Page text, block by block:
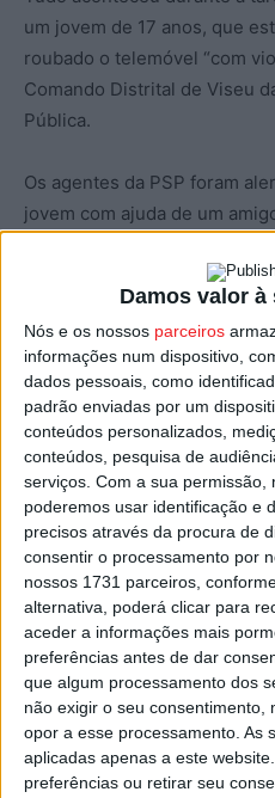
Damos valor
Nós e os nossos parceiros
informações num dispositivo,
dados pessoais, como
padrão enviadas por um
conteúdos personalizados,
conteúdos, pesquisa de
serviços. Com a sua permissão,
poderemos usar identificação e
precisos através da procura de
consentir o processamento por
nossos 1731 parceiros,
alternativa, poderá clicar para
aceder a informações mais
preferências antes de dar
que algum processamento dos
não exigir o seu consentimento,
opor a esse processamento. As
aplicadas apenas a este
preferências ou retirar seu
um jovem de 17 anos, que
roubado o telemóvel “com
Comando Distrital de Viseu
Pública.
Os agentes da PSP foram
jovem com ajuda de um
cidade de Viseu, acabando
suspeito “que não ofereceu
telemóvel por ser devolvido”
proprietário”, acrescentou a
Ao detido foi ainda
individuais de cocaína.
Vai ser ouvido no Tribunal
conhecer a medida de
Esta e outras notícias para
FM ou em
www.968.fm